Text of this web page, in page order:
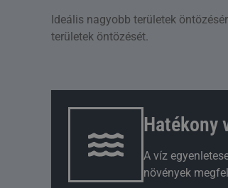
Ideális nagyobb területek
területek öntözését.
Hatékony
A víz
növények